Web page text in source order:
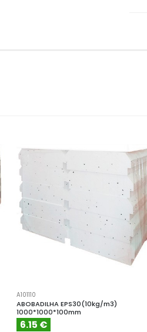
A101110
ABOBADILHA EPS30(10kg/m3)
1000*1000*100mm
6.15 €